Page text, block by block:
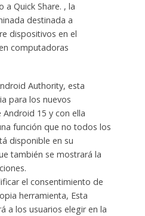
Quick Share. , la
destinada a
dispositivos en el
computadoras
Authority, esta
para los nuevos
15 y con ella
función que no todos los
disponible en su
también se mostrará la
el consentimiento de
herramienta, Esta
a los usuarios elegir en la